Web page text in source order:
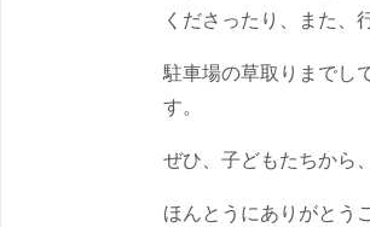
くださったり、また、
駐車場の草取りまでし
す。
ぜひ、子どもたちから
ほんとうにありがとう